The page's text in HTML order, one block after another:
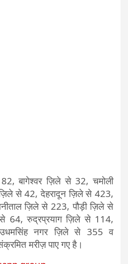
बागेश्वर ज़िले से 32, चमोली
से 42, देहरादून ज़िले से 423,
ज़िले से 223, पौड़ी ज़िले से
से 64, रुद्रप्रयाग ज़िले से 114,
नगर ज़िले से 355 व
मरीज़ पाए गए है।